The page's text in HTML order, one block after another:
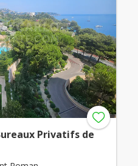
Privatifs de